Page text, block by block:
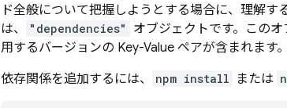
ド全般について把握しようとする場合に、理解
は、
"dependencies"
オブジェクトです。この
用するバージョンの Key-Value ペアが含まれます。
依存関係を追加するには、
npm install または